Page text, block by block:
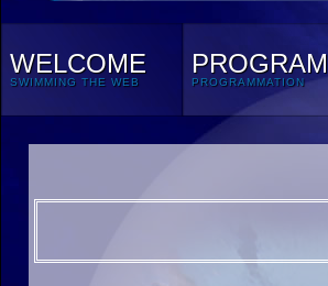
WELCOME
SWIMMING THE WEB
PROGRAM
PROGRAMMATION